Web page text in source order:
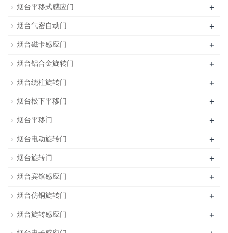
烟台平移式感应门 +
烟台气密自动门 +
烟台磁卡感应门 +
烟台铝合金旋转门 +
烟台绕柱旋转门 +
烟台松下平移门 +
烟台平移门 +
烟台电动旋转门 +
烟台旋转门 +
烟台宾馆感应门 +
烟台仿铜旋转门 +
烟台旋转感应门 +